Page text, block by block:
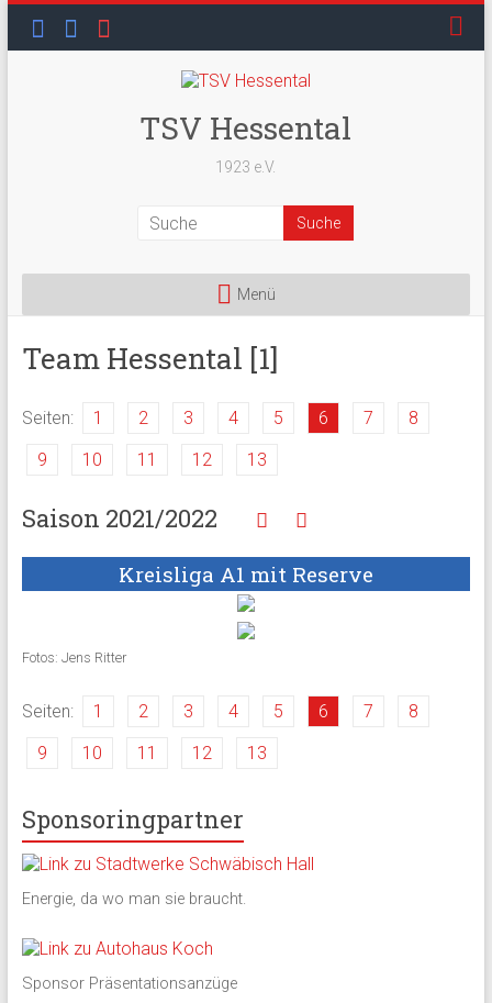
content
TSV Hessental
1923 e.V.
Menü
Team Hessental [1]
Seiten: 1 2 3 4 5 6 7
8
9
10 11 12 13
Saison 2021/2022
Kreisliga A1 mit Reserve
Fotos: Jens Ritter
Seiten: 1 2 3 4 5 6 7
8
9
10 11 12 13
Sponsoringpartner
Energie, da wo man sie braucht.
Sponsor Präsentationsanzüge